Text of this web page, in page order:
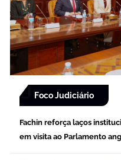
Foco Judiciário
Fachin reforça laços
em visita ao Parlamento